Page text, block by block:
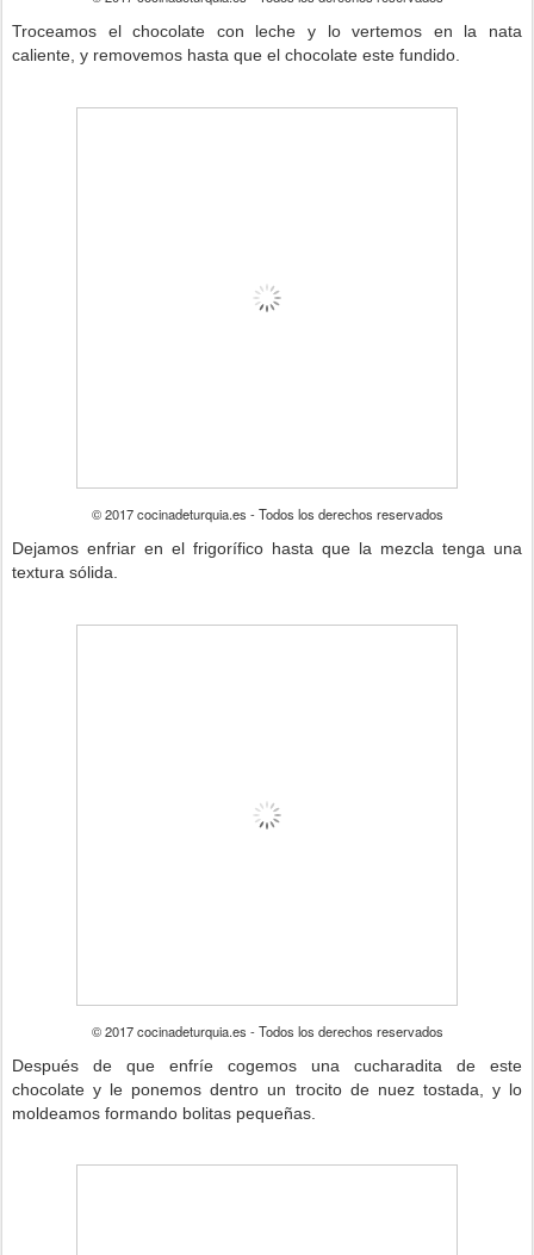
Troceamos el chocolate con leche y lo vertemos en la nata
caliente, y removemos hasta que el chocolate este fundido.
© 2017 cocinadeturquia.es - Todos los derechos reservados
Dejamos enfriar en el frigorífico hasta que la mezcla tenga una
textura sólida.
© 2017 cocinadeturquia.es - Todos los derechos reservados
Después de que enfríe cogemos una cucharadita de este
chocolate y le ponemos dentro un trocito de nuez tostada, y lo
moldeamos formando bolitas pequeñas.